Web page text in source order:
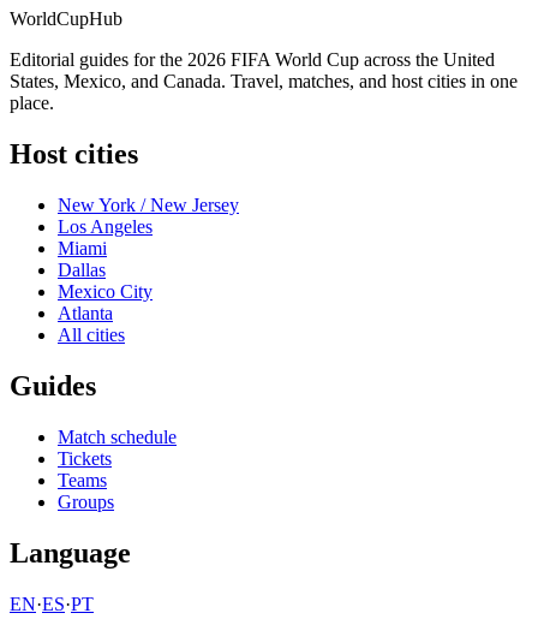
WorldCupHub
Editorial guides for the 2026 FIFA World Cup across the United
States, Mexico, and Canada. Travel, matches, and host cities in one
place.
Host cities
New York / New Jersey
Los Angeles
Miami
Dallas
Mexico City
Atlanta
All cities
Guides
Match schedule
Tickets
Teams
Groups
Language
EN·ES·PT